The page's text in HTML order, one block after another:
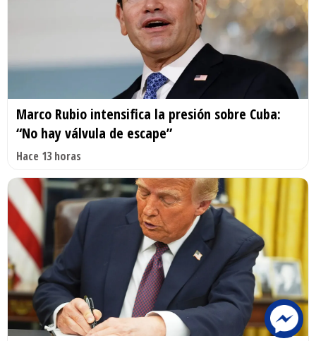
Marco Rubio intensifica la presión sobre Cuba:
“No hay válvula de escape”
Hace 13 horas